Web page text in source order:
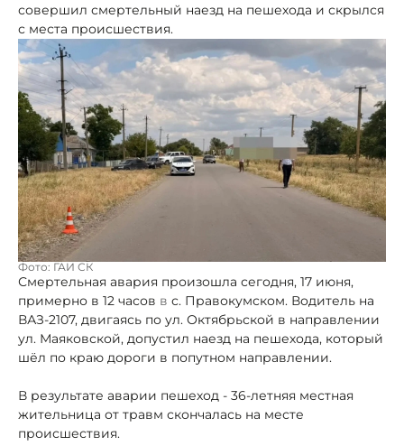
совершил смертельный наезд на пешехода и скрылся
с места происшествия.
Фото: ГАИ СК
Смертельная авария произошла сегодня, 17 июня,
примерно в 12 часов в с. Правокумском. Водитель на
ВАЗ-2107, двигаясь по ул. Октябрьской в направлении
ул. Маяковской, допустил наезд на пешехода, который
шёл по краю дороги в попутном направлении.
В результате аварии пешеход - 36-летняя местная
жительница от травм скончалась на месте
происшествия.